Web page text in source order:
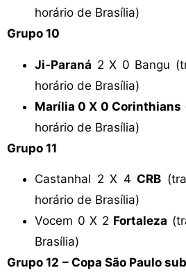
horário de Brasília)
Grupo 10
Ji-Paraná 2 X 0 Bangu
horário de Brasília)
Marília 0 X 0 Corinthians
horário de Brasília)
Grupo 11
Castanhal 2 X 4CRB
horário de Brasília)
Vocem 0 X 2 Fortaleza
Brasília)
Grupo 12 – Copa São Paulo